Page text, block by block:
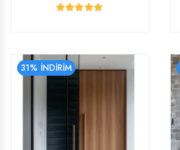
31% İNDİRİM